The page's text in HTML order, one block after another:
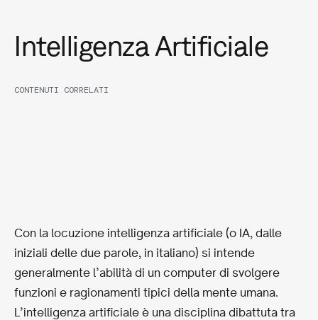
Intelligenza Artificiale
CONTENUTI CORRELATI
Con la locuzione intelligenza artificiale (o IA, dalle
iniziali delle due parole, in italiano) si intende
generalmente l’abilità di un computer di svolgere
funzioni e ragionamenti tipici della mente umana.
L’intelligenza artificiale è una disciplina dibattuta tra